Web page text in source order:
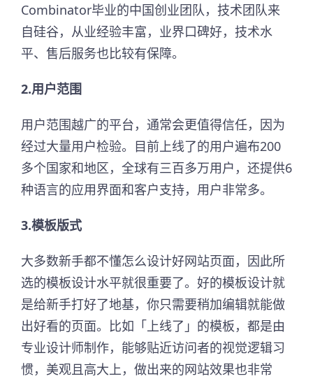
Combinator毕业的中国创业团队，技术团队来
自硅谷，从业经验丰富，业界口碑好，技术水
平、售后服务也比较有保障。
2.用户范围
用户范围越广的平台，通常会更值得信任，因为
经过大量用户检验。目前上线了的用户遍布200
多个国家和地区，全球有三百多万用户，还提供6
种语言的应用界面和客户支持，用户非常多。
3.模板版式
大多数新手都不懂怎么设计好网站页面，因此所
选的模板设计水平就很重要了。好的模板设计就
是给新手打好了地基，你只需要稍加编辑就能做
出好看的页面。比如「上线了」的模板，都是由
专业设计师制作，能够贴近访问者的视觉逻辑习
惯，美观且高大上，做出来的网站效果也非常